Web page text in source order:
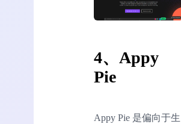
4、Appy
Pie
Appy Pie 是偏向于生